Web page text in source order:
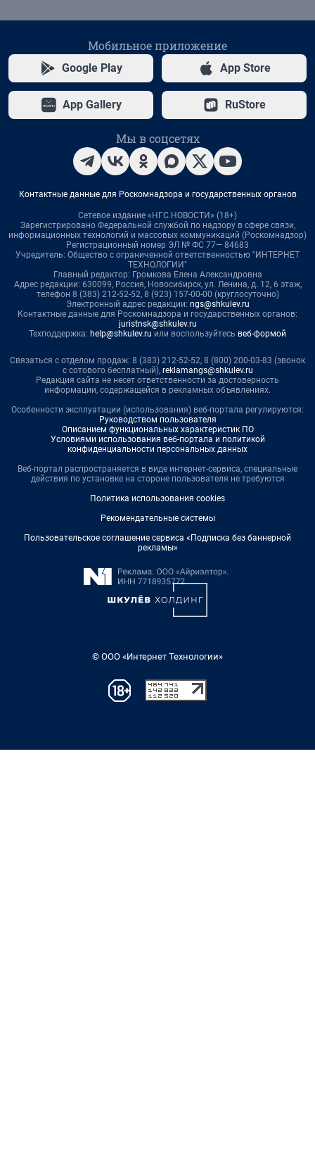
Мобильное приложение
Google Play App Store
App Gallery RuStore
Мы в соцсетях
Контактные данные для Роскомнадзора и государственных органов
Сетевое издание «НГС.НОВОСТИ» (18+)
Зарегистрировано Федеральной службой по надзору в сфере связи,
информационных технологий и массовых коммуникаций (Роскомнадзор)
Регистрационный номер ЭЛ № ФС 77— 84683
Учредитель: Общество с ограниченной ответственностью "ИНТЕРНЕТ
ТЕХНОЛОГИИ"
Главный редактор: Громкова Елена Александровна
Адрес редакции: 630099, Россия, Новосибирск, ул. Ленина, д. 12, 6 этаж,
телефон 8 (383) 212-52-52, 8 (923) 157-00-00 (круглосуточно)
Электронный адрес редакции: ngs@shkulev.ru
Контактные данные для Роскомнадзора и государственных органов:
juristnsk@shkulev.ru
Техподдержка: help@shkulev.ru или воспользуйтесь веб-формой
Связаться с отделом продаж: 8 (383) 212-52-52, 8 (800) 200-03-83 (звонок
с сотового бесплатный), reklamangs@shkulev.ru
Редакция сайта не несет ответственности за достоверность
информации, содержащейся в рекламных объявлениях.
Особенности эксплуатации (использования) веб-портала регулируются:
Руководством пользователя
Описанием функциональных характеристик ПО
Условиями использования веб-портала и политикой
конфиденциальности персональных данных
Веб-портал распространяется в виде интернет-сервиса, специальные
действия по установке на стороне пользователя не требуются
Политика использования cookies
Рекомендательные системы
Пользовательское соглашение сервиса «Подписка без баннерной
рекламы»
© ООО «Интернет Технологии»